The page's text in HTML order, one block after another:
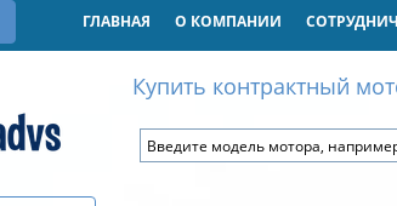
ГЛАВНАЯ О КОМПАНИИ
Купить контрактный